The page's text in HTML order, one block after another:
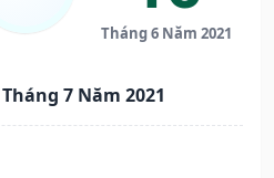
Tháng 6 Năm 2021
7 Năm 2021